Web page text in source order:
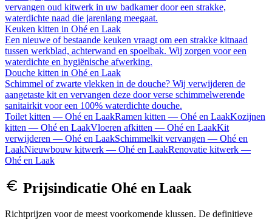
vervangen oud kitwerk in uw badkamer door een strakke,
waterdichte naad die jarenlang meegaat.
Keuken kitten in Ohé en Laak
Een nieuwe of bestaande keuken vraagt om een strakke kitnaad
tussen werkblad, achterwand en spoelbak. Wij zorgen voor een
waterdichte en hygiënische afwerking.
Douche kitten in Ohé en Laak
Schimmel of zwarte vlekken in de douche? Wij verwijderen de
aangetaste kit en vervangen deze door verse schimmelwerende
sanitairkit voor een 100% waterdichte douche.
Toilet kitten — Ohé en LaakRamen kitten — Ohé en LaakKozijnen
kitten — Ohé en LaakVloeren afkitten — Ohé en LaakKit
verwijderen — Ohé en LaakSchimmelkit vervangen — Ohé en
LaakNieuwbouw kitwerk — Ohé en LaakRenovatie kitwerk —
Ohé en Laak
Prijsindicatie Ohé en Laak
Richtprijzen voor de meest voorkomende klussen. De definitieve